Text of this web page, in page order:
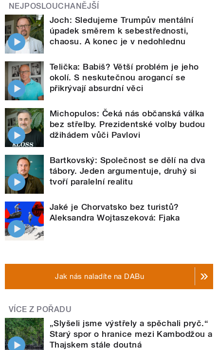
NEJPOSLOUCHANĚJŠÍ
Joch: Sledujeme Trumpův mentální
úpadek směrem k sebestřednosti,
chaosu. A konec je v nedohlednu
Telička: Babiš? Větší problém je jeho
okolí. S neskutečnou arogancí se
přikrývají absurdní věci
Michopulos: Čeká nás občanská válka
bez střelby. Prezidentské volby budou
džihádem vůči Pavlovi
Bartkovský: Společnost se dělí na dva
tábory. Jeden argumentuje, druhý si
tvoří paralelní realitu
Jaké je Chorvatsko bez turistů?
Aleksandra Wojtaszeková: Fjaka
Jak nás naladíte na DABu
VÍCE Z POŘADU
„Slyšeli jsme výstřely a spěchali pryč.“
Starý spor o hranice mezi Kambodžou a
Thajskem stále doutná